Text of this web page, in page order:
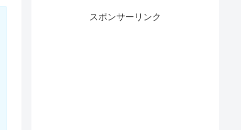
スポンサーリンク